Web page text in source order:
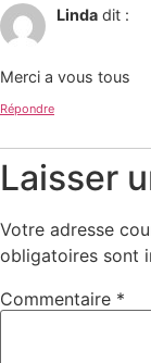
Linda dit :
Merci a vous tous
Répondre
Laisser
Votre adresse
obligatoires sont
Commentaire *